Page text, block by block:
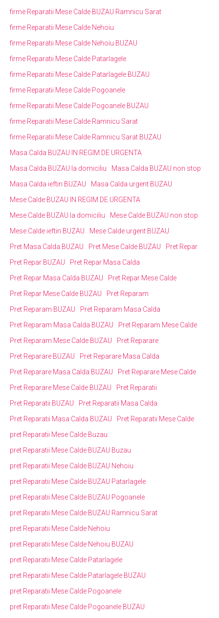
firme Reparatii Mese Calde BUZAU Ramnicu Sarat
firme Reparatii Mese Calde Nehoiu
firme Reparatii Mese Calde Nehoiu BUZAU
firme Reparatii Mese Calde Patarlagele
firme Reparatii Mese Calde Patarlagele BUZAU
firme Reparatii Mese Calde Pogoanele
firme Reparatii Mese Calde Pogoanele BUZAU
firme Reparatii Mese Calde Ramnicu Sarat
firme Reparatii Mese Calde Ramnicu Sarat BUZAU
Masa Calda BUZAU IN REGIM DE URGENTA
Masa Calda BUZAU la domiciliu
Masa Calda BUZAU non stop
Masa Calda ieftin BUZAU
Masa Calda urgent BUZAU
Mese Calde BUZAU IN REGIM DE URGENTA
Mese Calde BUZAU la domiciliu
Mese Calde BUZAU non stop
Mese Calde ieftin BUZAU
Mese Calde urgent BUZAU
Pret Masa Calda BUZAU
Pret Mese Calde BUZAU
Pret Repar
Pret Repar BUZAU
Pret Repar Masa Calda
Pret Repar Masa Calda BUZAU
Pret Repar Mese Calde
Pret Repar Mese Calde BUZAU
Pret Reparam
Pret Reparam BUZAU
Pret Reparam Masa Calda
Pret Reparam Masa Calda BUZAU
Pret Reparam Mese Calde
Pret Reparam Mese Calde BUZAU
Pret Reparare
Pret Reparare BUZAU
Pret Reparare Masa Calda
Pret Reparare Masa Calda BUZAU
Pret Reparare Mese Calde
Pret Reparare Mese Calde BUZAU
Pret Reparatii
Pret Reparatii BUZAU
Pret Reparatii Masa Calda
Pret Reparatii Masa Calda BUZAU
Pret Reparatii Mese Calde
pret Reparatii Mese Calde Buzau
pret Reparatii Mese Calde BUZAU Buzau
pret Reparatii Mese Calde BUZAU Nehoiu
pret Reparatii Mese Calde BUZAU Patarlagele
pret Reparatii Mese Calde BUZAU Pogoanele
pret Reparatii Mese Calde BUZAU Ramnicu Sarat
pret Reparatii Mese Calde Nehoiu
pret Reparatii Mese Calde Nehoiu BUZAU
pret Reparatii Mese Calde Patarlagele
pret Reparatii Mese Calde Patarlagele BUZAU
pret Reparatii Mese Calde Pogoanele
pret Reparatii Mese Calde Pogoanele BUZAU